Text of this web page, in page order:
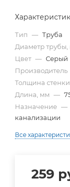
Тип — Труба
Диаметр трубы,
Цвет — Серый
Производитель
Толщина
Длина, мм —
Назначение —
канализации
Все
259